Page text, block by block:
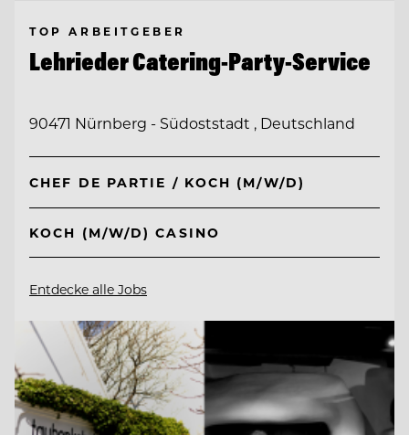
TOP ARBEITGEBER
Lehrieder Catering-Party-Service
90471 Nürnberg - Südoststadt , Deutschland
CHEF DE PARTIE / KOCH (M/W/D)
KOCH (M/W/D) CASINO
Entdecke alle Jobs